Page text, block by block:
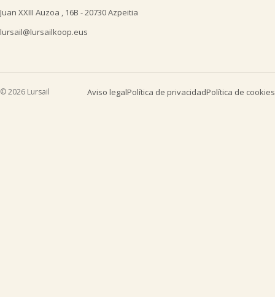
Juan XXIII Auzoa , 16B - 20730 Azpeitia
lursail@lursailkoop.eus
© 2026 Lursail Aviso legalPolítica de privacidadPolítica de cookies